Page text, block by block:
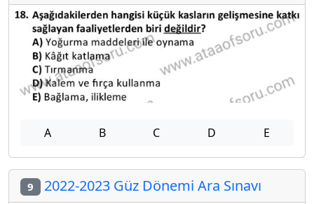
A B C D E
9 2022-2023 Güz Dönemi Ara Sınavı